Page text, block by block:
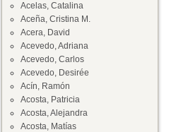
Acelas, Catalina
Aceña, Cristina M.
Acera, David
Acevedo, Adriana
Acevedo, Carlos
Acevedo, Desirée
Acín, Ramón
Acosta, Patricia
Acosta, Alejandra
Acosta, Matías